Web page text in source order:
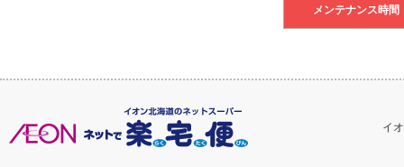
メンテナンス時間
イ